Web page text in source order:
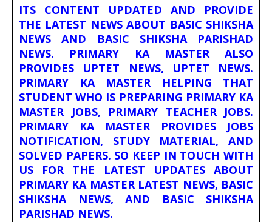
ITS CONTENT UPDATED AND PROVIDE
THE LATEST NEWS ABOUT BASIC SHIKSHA
NEWS AND BASIC SHIKSHA PARISHAD
NEWS. PRIMARY KA MASTER ALSO
PROVIDES UPTET NEWS, UPTET NEWS.
PRIMARY KA MASTER HELPING THAT
STUDENT WHO IS PREPARING PRIMARY KA
MASTER JOBS, PRIMARY TEACHER JOBS.
PRIMARY KA MASTER PROVIDES JOBS
NOTIFICATION, STUDY MATERIAL, AND
SOLVED PAPERS. SO KEEP IN TOUCH WITH
US FOR THE LATEST UPDATES ABOUT
PRIMARY KA MASTER LATEST NEWS, BASIC
SHIKSHA NEWS, AND BASIC SHIKSHA
PARISHAD NEWS.